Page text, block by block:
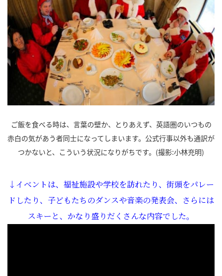
ご飯を食べる時は、言葉の壁か、とりあえず、英語圏のいつもの
赤白の気があう者同士になってしまいます。公式行事以外も通訳が
つかないと、こういう状況になりがちです。(撮影:小林充明)
↓イベントは、福祉施設や学校を訪れたり、街頭をパレー
ドしたり、子どもたちのダンスや音楽の発表会、さらには
スキーと、かなり盛りだくさんな内容でした。